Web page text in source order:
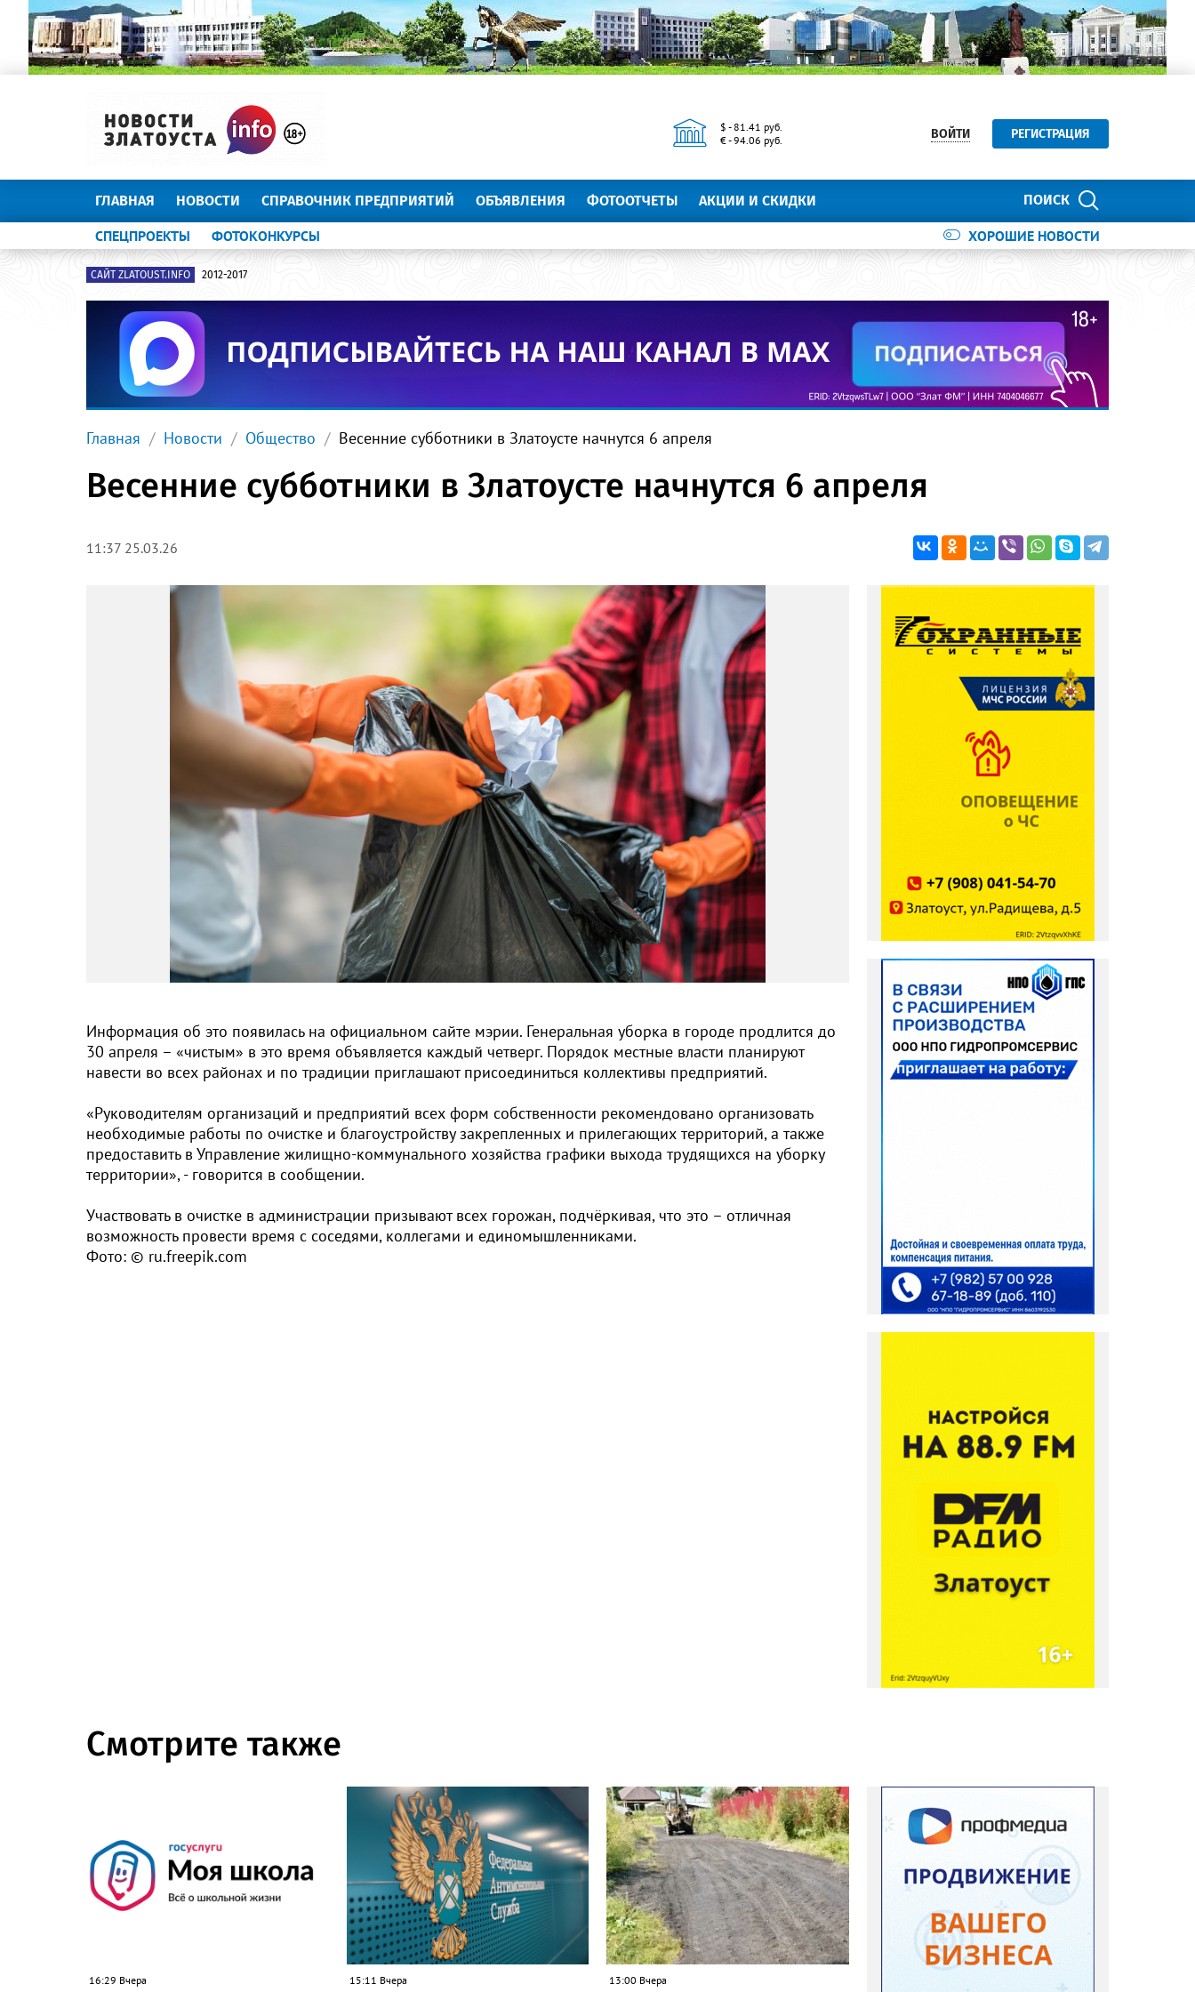
$ - 81.41 руб.
€ - 94.06 руб.
ВОЙТИ РЕГИСТРАЦИЯ
ПОИСК
ГЛАВНАЯ НОВОСТИ СПРАВОЧНИК ПРЕДПРИЯТИЙ ОБЪЯВЛЕНИЯ ФОТООТЧЕТЫ АКЦИИ И СКИДКИ
ХОРОШИЕ НОВОСТИ
СПЕЦПРОЕКТЫ ФОТОКОНКУРСЫ
САЙТ ZLATOUST.INFO 2012-2017
Главная Новости Общество Весенние субботники в Златоусте начнутся 6 апреля
Весенние субботники в Златоусте начнутся 6 апреля
11:37 25.03.26
Информация об это появилась на официальном сайте мэрии. Генеральная уборка в городе продлится до
30 апреля – «чистым» в это время объявляется каждый четверг. Порядок местные власти планируют
навести во всех районах и по традиции приглашают присоединиться коллективы предприятий.
«Руководителям организаций и предприятий всех форм собственности рекомендовано организовать
необходимые работы по очистке и благоустройству закрепленных и прилегающих территорий, а также
предоставить в Управление жилищно-коммунального хозяйства графики выхода трудящихся на уборку
территории», - говорится в сообщении.
Участвовать в очистке в администрации призывают всех горожан, подчёркивая, что это – отличная
возможность провести время с соседями, коллегами и единомышленниками.
Фото: © ru.freepik.com
Смотрите также
16:29 Вчера 15:11 Вчера 13:00 Вчера